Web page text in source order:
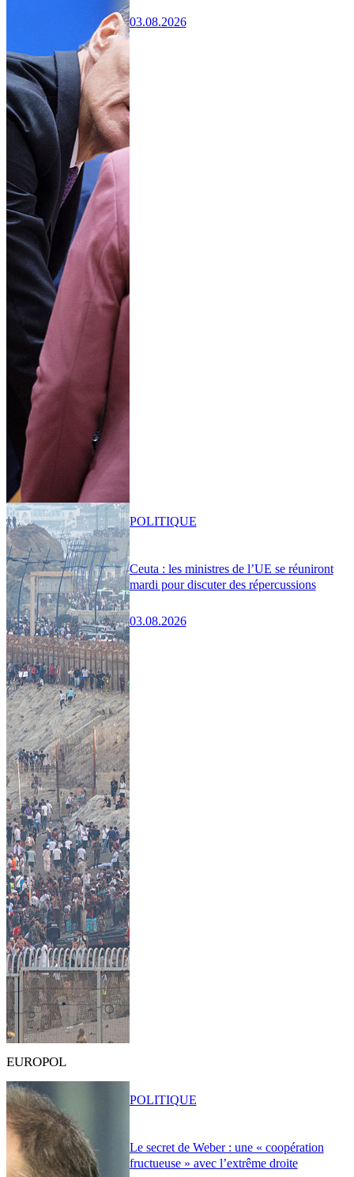
03.08.2026
Ceuta : les ministres de l’UE se réuniront
mardi pour discuter des répercussions
03.08.2026
POLITIQUE
EUROPOL
Le secret de Weber : une « coopération
fructueuse » avec l’extrême droite
POLITIQUE